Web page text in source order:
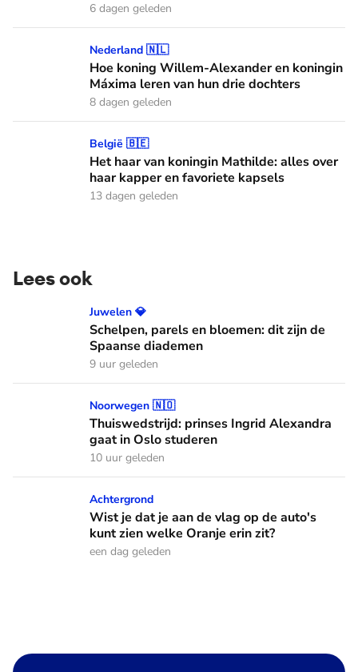
6 dagen geleden
Hoe koning Willem-Alexander en koningin Máxima leren
Nederland 🇳🇱
Hoe koning Willem-Alexander en koningin
Máxima leren van hun drie dochters
8 dagen geleden
Het haar van koningin Mathilde: alles over haar kapper en
België 🇧🇪
Het haar van koningin Mathilde: alles over
haar kapper en favoriete kapsels
13 dagen geleden
Lees ook
Schelpen, parels en bloemen: dit zijn de Spaanse diademen
Juwelen 💎
Schelpen, parels en bloemen: dit zijn de
Spaanse diademen
9 uur geleden
Thuiswedstrijd: prinses Ingrid Alexandra gaat in Oslo
Noorwegen 🇳🇴
Thuiswedstrijd: prinses Ingrid Alexandra
gaat in Oslo studeren
10 uur geleden
Wist je dat je aan de vlag op de auto's kunt zien welke
Achtergrond
Wist je dat je aan de vlag op de auto's
kunt zien welke Oranje erin zit?
een dag geleden